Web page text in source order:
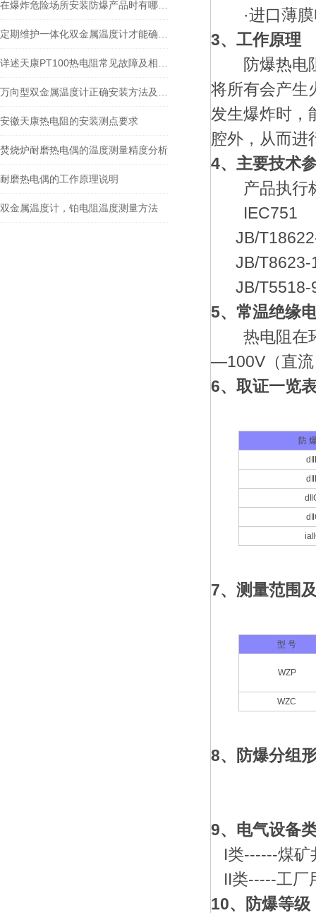
安徽天康热电阻的安装测点要求
焚烧炉耐磨热电偶的温度测量精度分析
耐磨热电偶的工作原理说明
双金属温度计，铂电阻温度测量方法
·进口薄膜
3、工作原理
防爆热电阻
将所有会产生
发生爆炸时，
腔外，从而进
4、主要技术
产品执行
IEC751
JB/
JB/T8623-
JB/T5518-
5、常温绝缘
热电阻在环
—100V（直流
6、取证一览
防
7、测量范围
型 号
WZP
WZC
8、防爆分组
9、电气设备
I类------煤矿
II类-----工厂
10、防爆等级